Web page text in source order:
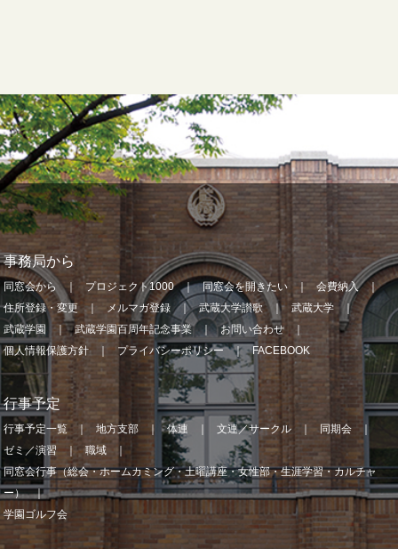
事務局から
同窓会から プロジェクト1000 同窓会を開きたい
会費納入
住所登録・変更
メルマガ登録 武蔵大学讃歌
武蔵大学
武蔵学園
武蔵学園百周年記念事業
お問い合わせ
個人情報保護方針
プライバシーポリシー FACEBOOK
行事予定
行事予定一覧 地方支部 体連 文連／サークル
同期会
ゼミ／演習
職域
同窓会行事（総会・ホームカミング・土曜講座・女性部・生涯学習・カルチャ
ー）
学園ゴルフ会